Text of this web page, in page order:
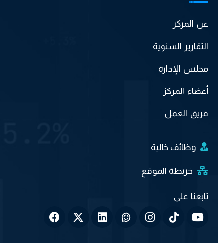
عن المركز
التقارير السنوية
مجلس الإدارة
أعضاء المركز
فريق العمل
وظائف خالية
خريطة الموقع